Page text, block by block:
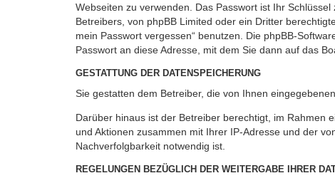
Webseiten zu verwenden. Das Passwort ist Ihr
Betreibers, von phpBB Limited oder ein Dritter
mein Passwort vergessen“ benutzen. Die phpBB-
Passwort an diese Adresse, mit dem Sie dann auf das
GESTATTUNG DER DATENSPEICHERUNG
Sie gestatten dem Betreiber, die von Ihnen
Darüber hinaus ist der Betreiber berechtigt, im Rahmen
und Aktionen zusammen mit Ihrer IP-Adresse und der
Nachverfolgbarkeit notwendig ist.
REGELUNGEN BEZÜGLICH DER WEITERGABE IHRER